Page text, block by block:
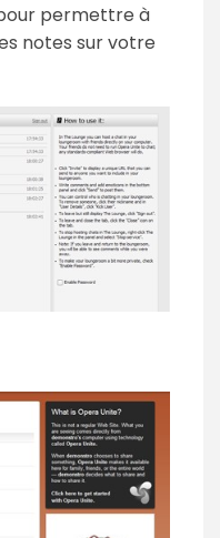
permettre à
notes sur votre